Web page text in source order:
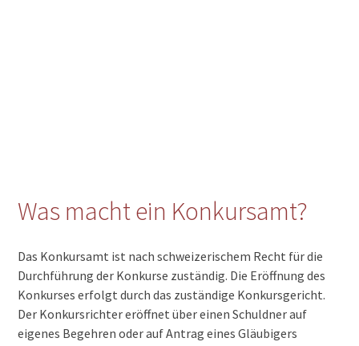
Was macht ein Konkursamt?
Das Konkursamt ist nach schweizerischem Recht für die
Durchführung der Konkurse zuständig. Die Eröffnung des
Konkurses erfolgt durch das zuständige Konkursgericht.
Der Konkursrichter eröffnet über einen Schuldner auf
eigenes Begehren oder auf Antrag eines Gläubigers